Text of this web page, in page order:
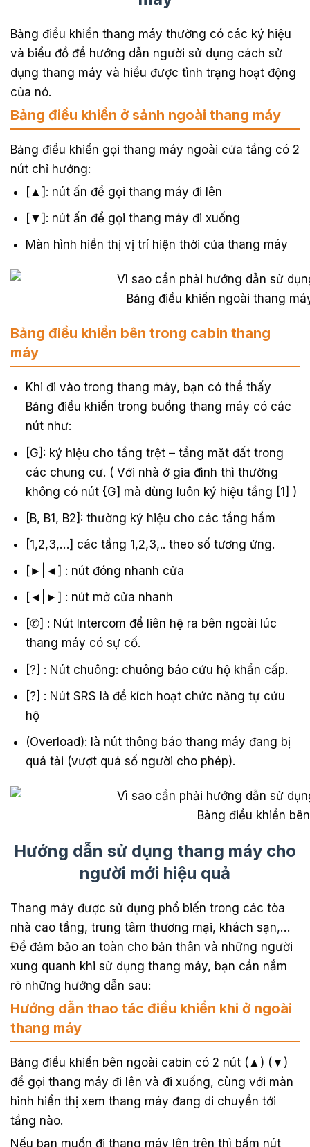
Bảng điều khiển thang máy thường có các ký hiệu
và biểu đồ để hướng dẫn người sử dụng cách sử
dụng thang máy và hiểu được tình trạng hoạt động
của nó.
Bảng điều khiển ở sảnh ngoài thang máy
Bảng điều khiển gọi thang máy ngoài cửa tầng có 2
nút chỉ hướng:
[▲]: nút ấn để gọi thang máy đi lên
[▼]: nút ấn để gọi thang máy đi xuống
Màn hình hiển thị vị trí hiện thời của thang máy
Bảng điều khiển ngoài thang
Bảng điều khiển bên trong cabin thang
máy
Khi đi vào trong thang máy, bạn có thể thấy
Bảng điều khiển trong buồng thang máy có các
nút như:
[G]: ký hiệu cho tầng trệt – tầng mặt đất trong
các chung cư. ( Với nhà ở gia đình thì thường
không có nút {G] mà dùng luôn ký hiệu tầng [1] )
[B, B1, B2]: thường ký hiệu cho các tầng hầm
[1,2,3,…] các tầng 1,2,3,.. theo số tương ứng.
[►|◄] : nút đóng nhanh cửa
[◄|►] : nút mở cửa nhanh
[✆] : Nút Intercom để liên hệ ra bên ngoài lúc
thang máy có sự cố.
[?] : Nút chuông: chuông báo cứu hộ khẩn cấp.
[?] : Nút SRS là để kích hoạt chức năng tự cứu
hộ
(Overload): là nút thông báo thang máy đang bị
quá tải (vượt quá số người cho phép).
Bảng điều khiển
Hướng dẫn sử dụng thang máy cho
người mới hiệu quả
Thang máy được sử dụng phổ biến trong các tòa
nhà cao tầng, trung tâm thương mại, khách sạn,…
Để đảm bảo an toàn cho bản thân và những người
xung quanh khi sử dụng thang máy, bạn cần nắm
rõ những hướng dẫn sau:
Hướng dẫn thao tác điều khiển khi ở ngoài
thang máy
Bảng điều khiển bên ngoài cabin có 2 nút (▲) (▼)
để gọi thang máy đi lên và đi xuống, cùng với màn
hình hiển thị xem thang máy đang di chuyển tới
tầng nào.
Nếu bạn muốn đi thang máy lên trên thì bấm nút